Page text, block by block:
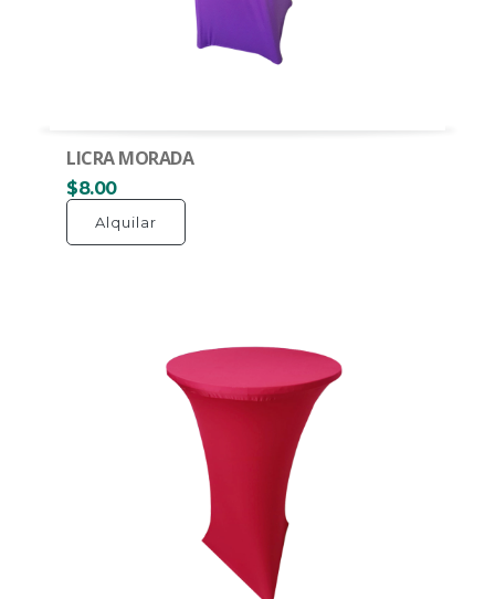
LICRA MORADA
$8.00
Alquilar